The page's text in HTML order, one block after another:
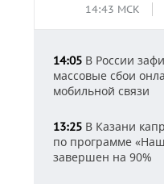
14:43 МСК
14:05 В России
массовые сбои
мобильной связи
13:25 В Казани
по программе
завершен на 90%